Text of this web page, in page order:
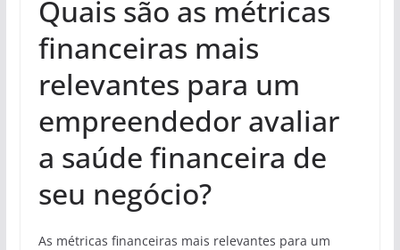
Quais são as métricas
financeiras mais
relevantes para um
empreendedor avaliar
a saúde financeira de
seu negócio?
As métricas financeiras mais relevantes para um